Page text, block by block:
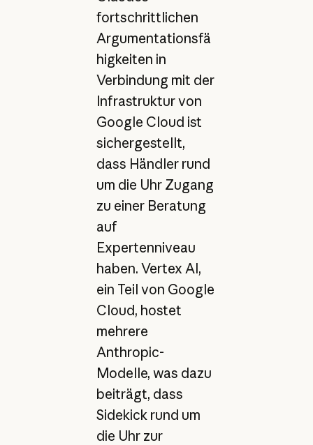
fortschrittlichen
Argumentationsfä
higkeiten in
Verbindung mit der
Infrastruktur von
Google Cloud ist
sichergestellt,
dass Händler rund
um die Uhr Zugang
zu einer Beratung
auf
Expertenniveau
haben. Vertex AI,
ein Teil von Google
Cloud, hostet
mehrere
Anthropic-
Modelle, was dazu
beiträgt, dass
Sidekick rund um
die Uhr zur